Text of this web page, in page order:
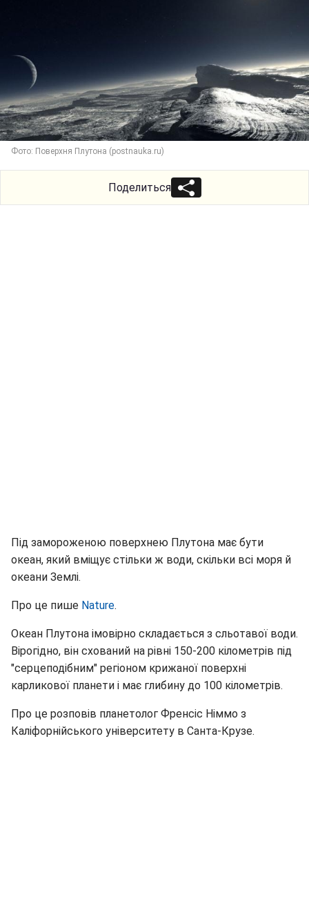
Фото: Поверхня Плутона (postnauka.ru)
Поделиться
Під замороженою поверхнею Плутона має бути
океан, який вміщує стільки ж води, скільки всі моря й
океани Землі.
Про це пише Nature.
Океан Плутона імовірно складається з сльотавої води.
Вірогідно, він схований на рівні 150-200 кілометрів під
"серцеподібним" регіоном крижаної поверхні
карликової планети і має глибину до 100 кілометрів.
Про це розповів планетолог Френсіс Німмо з
Каліфорнійського університету в Санта-Крузе.